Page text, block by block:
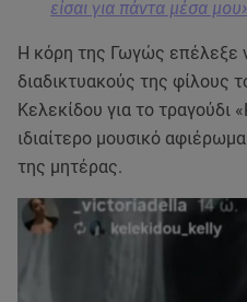
είσαι για πάντα μέσα
Η κόρη της Γωγώς επέλεξε
διαδικτυακούς της φίλους
Κελεκίδου για το τραγούδι
ιδιαίτερο μουσικό
της μητέρας.